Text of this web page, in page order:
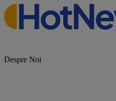
Despre Noi